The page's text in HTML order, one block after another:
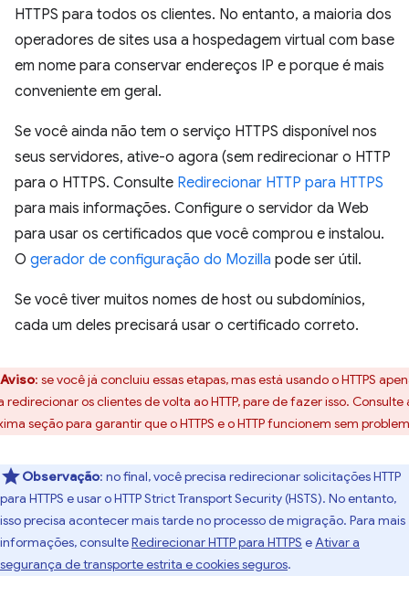
HTTPS para todos os clientes. No entanto, a maioria dos
operadores de sites usa a hospedagem virtual com base
em nome para conservar endereços IP e porque é mais
conveniente em geral.
Se você ainda não tem o serviço HTTPS disponível nos
seus servidores, ative-o agora (sem redirecionar o HTTP
para o HTTPS. Consulte Redirecionar HTTP para HTTPS
para mais informações. Configure o servidor da Web
para usar os certificados que você comprou e instalou.
O gerador de configuração do Mozilla pode ser útil.
Se você tiver muitos nomes de host ou subdomínios,
cada um deles precisará usar o certificado correto.
Aviso: se você já concluiu essas etapas, mas está usando o HTTPS
redirecionar os clientes de volta ao HTTP, pare de fazer isso. Consulte
seção para garantir que o HTTPS e o HTTP funcionem sem
Observação: no final, você precisa redirecionar solicitações HTTP
para HTTPS e usar o HTTP Strict Transport Security (HSTS). No entanto,
isso precisa acontecer mais tarde no processo de migração. Para mais
informações, consulteRedirecionar HTTP para HTTPS eAtivar a
segurança de transporte estrita e cookies seguros.